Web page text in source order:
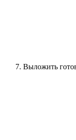
Выложить